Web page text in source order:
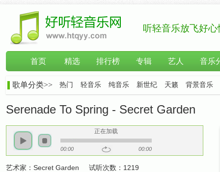
听轻音乐放飞好心
首页 精选 排行榜 专辑 艺人 音乐
歌单分类>> 热门 轻音乐 纯音乐 新世纪 天籁 背景音乐
Serenade To Spring - Secret Garden
正在加载
00:00 00:00
艺术家： Secret Garden 试听次数： 1219